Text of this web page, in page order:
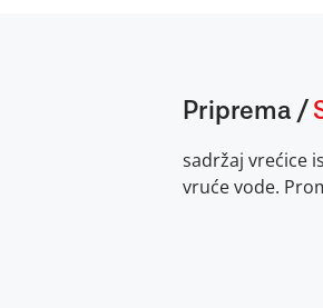
Priprema /
sadržaj vrećice
vruće vode.